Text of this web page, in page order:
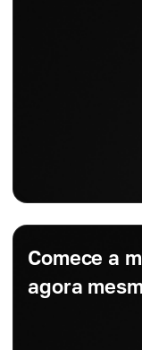
Comece a
agora